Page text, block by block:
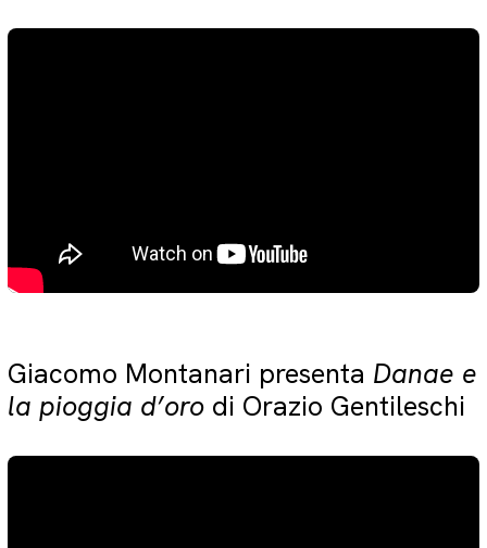
Giacomo Montanari presenta Danae e
la pioggia d’oro di Orazio Gentileschi